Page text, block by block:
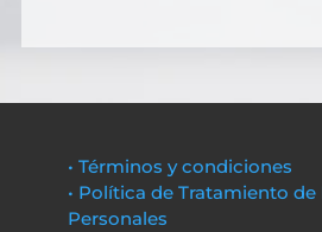
• Términos y condiciones
• Política de Tratamiento de
Personales